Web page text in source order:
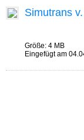
Simutrans
Größe: 4 MB
Eingefügt am